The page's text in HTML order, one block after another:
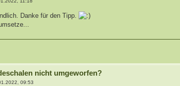
Danke für den Tipp.
nicht umgeworfen?
09:53